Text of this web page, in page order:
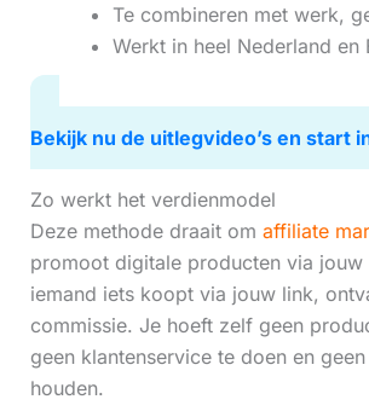
Te combineren met werk,
Werkt in heel Nederland en
Bekijk nu de uitlegvideo’s en start
Zo werkt het verdienmodel
Deze methode draait om affiliate
promoot digitale producten via jouw
iemand iets koopt via jouw link,
commissie. Je hoeft zelf geen
geen klantenservice te doen en
houden.